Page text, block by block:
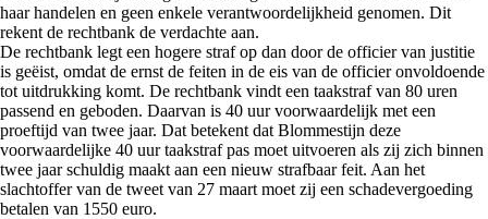
haar handelen en geen enkele verantwoordelijkheid genomen. Dit
rekent de rechtbank de verdachte aan.
De rechtbank legt een hogere straf op dan door de officier van justitie
is geëist, omdat de ernst de feiten in de eis van de officier onvoldoende
tot uitdrukking komt. De rechtbank vindt een taakstraf van 80 uren
passend en geboden. Daarvan is 40 uur voorwaardelijk met een
proeftijd van twee jaar. Dat betekent dat Blommestijn deze
voorwaardelijke 40 uur taakstraf pas moet uitvoeren als zij zich binnen
twee jaar schuldig maakt aan een nieuw strafbaar feit. Aan het
slachtoffer van de tweet van 27 maart moet zij een schadevergoeding
betalen van 1550 euro.